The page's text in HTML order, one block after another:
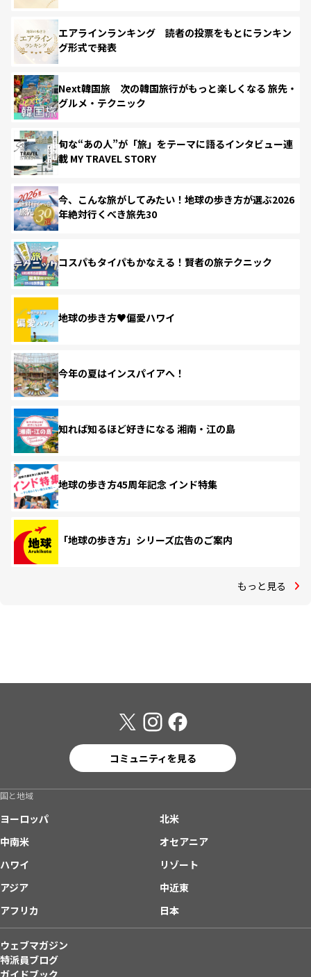
エアラインランキング 読者の投票をもとにランキン
グ形式で発表
Next韓国旅 次の韓国旅行がもっと楽しくなる 旅先・
グルメ・テクニック
旬な“あの人”が「旅」をテーマに語るインタビュー連
載 MY TRAVEL STORY
今、こんな旅がしてみたい！地球の歩き方が選ぶ2026
年絶対行くべき旅先30
コスパもタイパもかなえる！賢者の旅テクニック
地球の歩き方♥偏愛ハワイ
今年の夏はインスパイアへ！
知れば知るほど好きになる 湘南・江の島
地球の歩き方45周年記念 インド特集
「地球の歩き方」シリーズ広告のご案内
もっと見る
コミュニティを見る
国と地域
ヨーロッパ
北米
中南米
オセアニア
ハワイ
リゾート
アジア
中近東
アフリカ
日本
ウェブマガジン
特派員ブログ
ガイドブック